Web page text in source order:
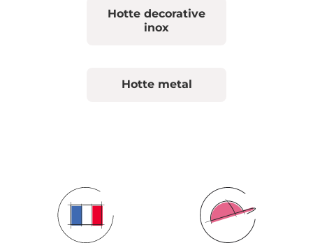
Hotte decorative
inox
Hotte metal